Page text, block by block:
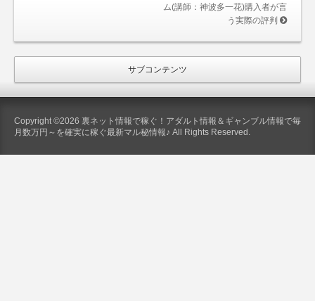
ム(講師：神波多一花)購入者が言
う実際の評判
サブコンテンツ
Copyright ©2026 裏ネット情報で稼ぐ！アダルト情報＆ギャンブル情報で毎
月数万円～を確実に稼ぐ最新マル秘情報♪ All Rights Reserved.